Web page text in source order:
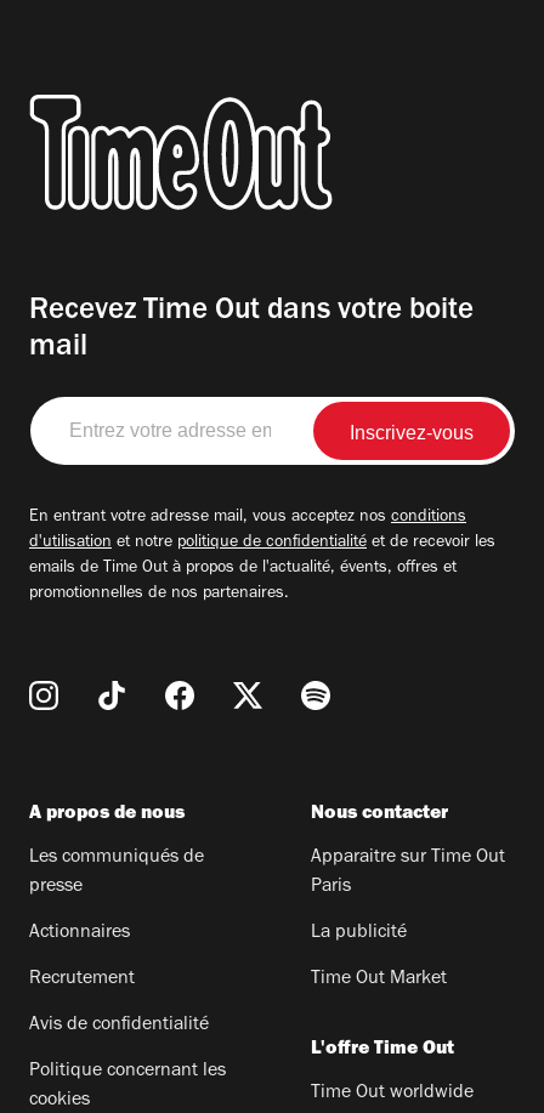
Recevez Time Out dans votre boite
mail
Entrez
votre
adresse
En entrant votre adresse mail, vous acceptez nos conditions
d'utilisation et notre politique de confidentialité et de recevoir les
emails de Time Out à propos de l'actualité, évents, offres et
promotionnelles de nos partenaires.
A propos de nous
Les communiqués de
presse
Actionnaires
Recrutement
Avis de confidentialité
Politique concernant les
cookies
Nous contacter
Apparaitre sur Time Out
Paris
La publicité
Time Out Market
L'offre Time Out
Time Out worldwide